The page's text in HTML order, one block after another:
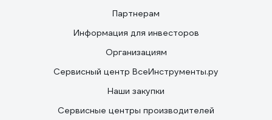
Партнерам
Информация для инвесторов
Организациям
Сервисный центр ВсеИнструменты.ру
Наши закупки
Сервисные центры производителей